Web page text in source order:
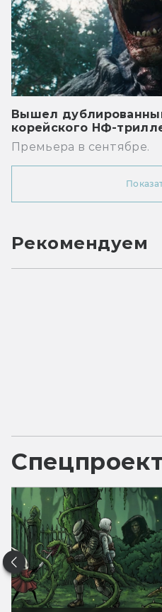
Вышел
корейского НФ-
Премьера в сентябре.
Рекомендуем